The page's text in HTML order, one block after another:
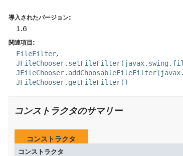
導入されたバージョン:
1.6
関連項目:
FileFilter
JFileChooser.getFileFilter()
コンストラクタのサマリー
コンストラクタ
コンストラクタ